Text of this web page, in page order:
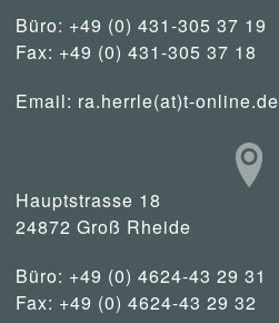
Büro: +49 (0) 431-305 37 19
Fax: +49 (0) 431-305 37 18
Email: ra.herrle(at)t-online.de
Hauptstrasse 18
24872 Groß Rheide
Büro: +49 (0) 4624-43 29 31
Fax: +49 (0) 4624-43 29 32